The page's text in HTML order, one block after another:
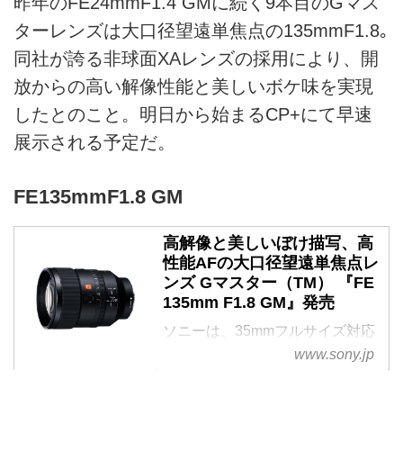
ターレンズは大口径望遠単焦点の135mmF1.8｡
同社が誇る非球面XAレンズの採用により、開
放からの高い解像性能と美しいボケ味を実現
したとのこと。明日から始まるCP+にて早速
展示される予定だ。
FE135mmF1.8 GM
高解像と美しいぼけ描写、高
性能AFの大口径望遠単焦点レ
ンズ Gマスター（TM） 『FE
135mm F1.8 GM』発売
ソニーは、35mmフルサイズ対応
のα（TM） （Alpha（TM）） E
www.sony.jp